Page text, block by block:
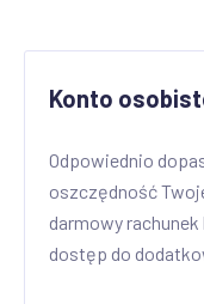
Konto
Odpowiednio
oszczędność
darmowy
dostęp do